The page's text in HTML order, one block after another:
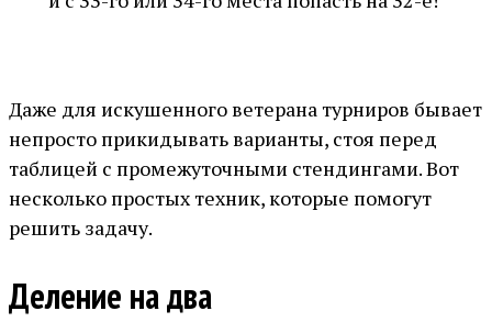
Даже для искушенного ветерана турниров бывает
непросто прикидывать варианты, стоя перед
таблицей с промежуточными стендингами. Вот
несколько простых техник, которые помогут
решить задачу.
Деление на два